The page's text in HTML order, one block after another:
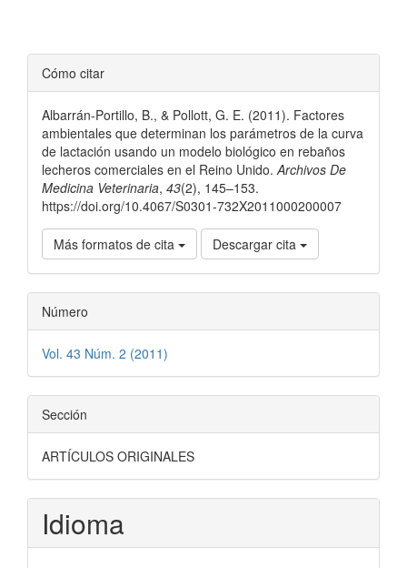
Detalles
del
artículo
Cómo citar
Albarrán-Portillo, B., & Pollott, G. E. (2011). Factores
ambientales que determinan los parámetros de la curva
de lactación usando un modelo biológico en rebaños
lecheros comerciales en el Reino Unido. Archivos De
Medicina Veterinaria, 43(2), 145–153.
https://doi.org/10.4067/S0301-732X2011000200007
Más formatos de cita Descargar cita
Número
Vol. 43 Núm. 2 (2011)
Sección
ARTÍCULOS ORIGINALES
Idioma